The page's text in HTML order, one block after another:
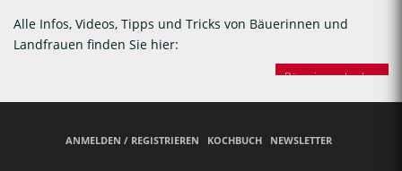
Alle Infos, Videos, Tipps und Tricks von Bäuerinnen und
Landfrauen finden Sie hier:
Bäuerinnen backen
ANMELDEN / REGISTRIEREN KOCHBUCH NEWSLETTER